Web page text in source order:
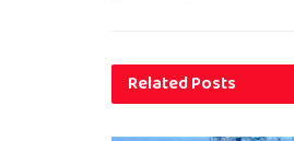
RelatedPosts